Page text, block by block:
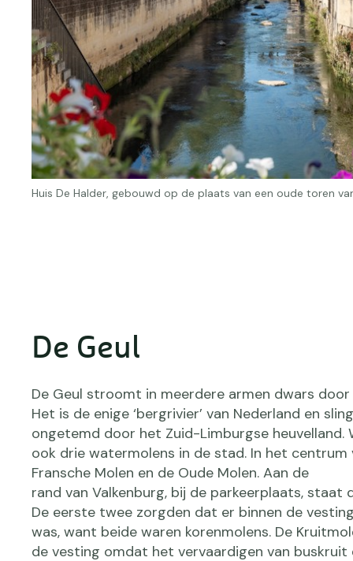
Huis De Halder, gebouwd op de plaats van een oude toren
De Geul
De Geul stroomt in meerdere armen dwars
Het is de enige ‘bergrivier’ van Nederland en
ongetemd door het Zuid-Limburgse heuvelland.
ook drie watermolens in de stad. In het centrum
Fransche Molen en de Oude Molen. Aan de
rand van Valkenburg, bij de parkeerplaats, staat
De eerste twee zorgden dat er binnen de
was, want beide waren korenmolens. De
de vesting omdat het vervaardigen van buskruit